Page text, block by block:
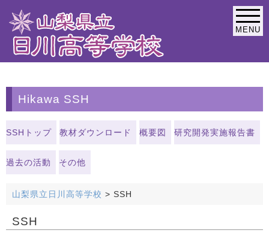
MENU
Hikawa SSH
SSHトップ 教材ダウンロード 概要図 研究開発実施報告書
過去の活動 その他
山梨県立日川高等学校 > SSH
SSH